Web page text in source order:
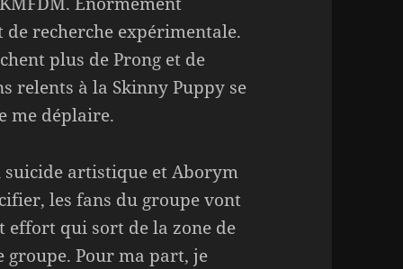
de recherche expérimentale.
plus de Prong et de
relents à la Skinny Puppy se
me déplaire.
suicide artistique et Aborym
les fans du groupe vont
qui sort de la zone de
Pour ma part, je